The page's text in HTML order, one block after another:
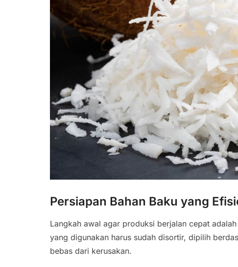
Persiapan Bahan Baku yang
Langkah awal agar produksi berjalan cepat
yang digunakan harus sudah disortir, dipilih
bebas dari kerusakan.